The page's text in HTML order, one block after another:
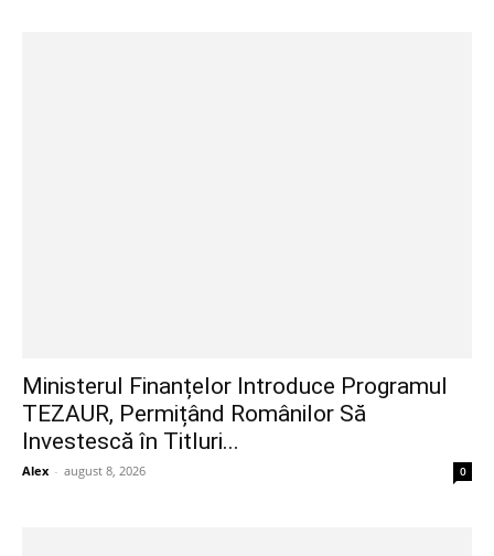
Ministerul Finanțelor Introduce Programul
TEZAUR, Permițând Românilor Să
Investescă în Titluri...
Alex - august 8, 2026 0